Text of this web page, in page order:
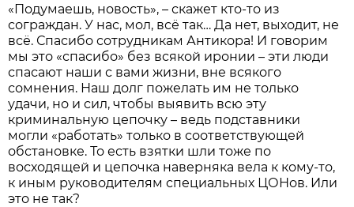
«Подумаешь, новость», – скажет кто-то из
сограждан. У нас, мол, всё так… Да нет, выходит, не
всё. Спасибо сотрудникам Антикора! И говорим
мы это «спасибо» без всякой иронии – эти люди
спасают наши с вами жизни, вне всякого
сомнения. Наш долг пожелать им не только
удачи, но и сил, чтобы выявить всю эту
криминальную цепочку – ведь подставники
могли «работать» только в соответствующей
обстановке. То есть взятки шли тоже по
восходящей и цепочка наверняка вела к кому-то,
к иным руководителям специальных ЦОНов. Или
это не так?